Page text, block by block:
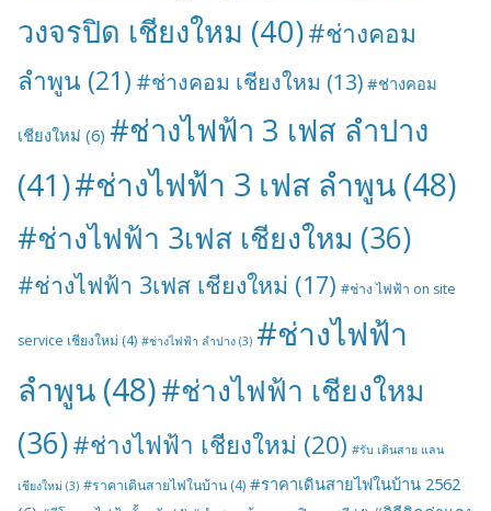
วงจรปิด เชียงใหม (40)#ช่างคอม
ลำพูน (21) #ช่างคอม เชียงใหม (13) #ช่างคอม
เชียงใหม่ (6) #ช่างไฟฟ้า 3 เฟส ลำปาง
(41)#ช่างไฟฟ้า 3 เฟส ลำพูน (48)
#ช่างไฟฟ้า 3เฟส เชียงใหม (36)
#ช่างไฟฟ้า 3เฟส เชียงใหม่ (17) #ช่าง ไฟฟ้า on site
service เชียงใหม่ (4) #ช่างไฟฟ้า ลำปาง (3) #ช่างไฟฟ้า
ลำพูน (48)#ช่างไฟฟ้า เชียงใหม
(36)#ช่างไฟฟ้า เชียงใหม่ (20) #รับ เดินสาย แลน
เชียงใหม่ (3) #ราคาเดินสายไฟในบ้าน (4) #ราคาเดินสายไฟในบ้าน 2562